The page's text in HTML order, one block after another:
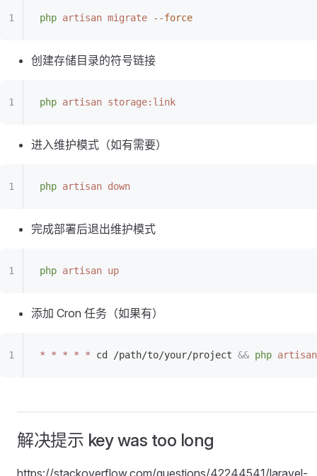
php artisan migrate --force
创建存储目录的符号链接
php artisan storage:link
进入维护模式（如有需要）
php artisan down
完成部署后退出维护模式
php artisan up
添加 Cron 任务（如果有）
* * * * * cd /path/to/your/project && php artisan
解决提示 key was too long